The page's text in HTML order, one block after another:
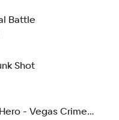
Battle
Shot
- Vegas Crime